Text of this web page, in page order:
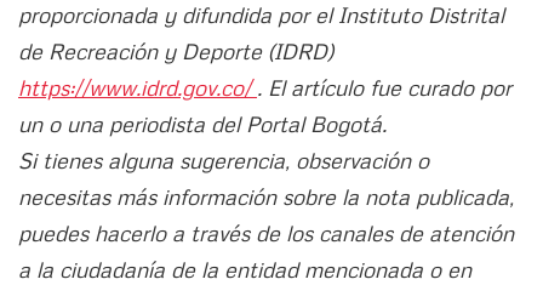
proporcionada y difundida por el Instituto Distrital
de Recreación y Deporte (IDRD)
https://www.idrd.gov.co/. El artículo fue curado por
un o una periodista del Portal Bogotá.
Si tienes alguna sugerencia, observación o
necesitas más información sobre la nota publicada,
puedes hacerlo a través de los canales de atención
a la ciudadanía de la entidad mencionada o en